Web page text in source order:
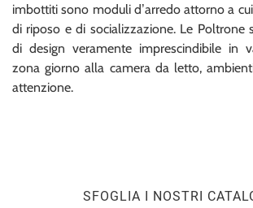
imbottiti sono moduli d’arredo attorno a
di riposo e di socializzazione. Le Poltrone
di design veramente imprescindibile in
zona giorno alla camera da letto,
attenzione.
SFOGLIA I NOSTRI